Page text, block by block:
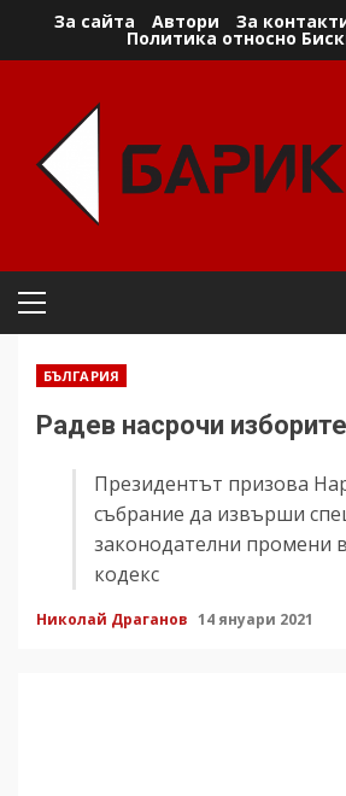
За сайта Автори За
Политика относно
Primary
БЪЛГАРИЯ
Радев насрочи
Президентът призова
събрание да извърши
законодателни промени
кодекс
Николай Драганов 14 януари 2021